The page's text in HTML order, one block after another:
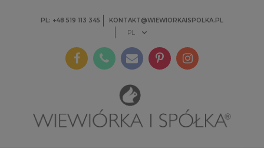
PL: +48 519 113 345 KONTAKT@WIEWIORKAISPOLKA.PL